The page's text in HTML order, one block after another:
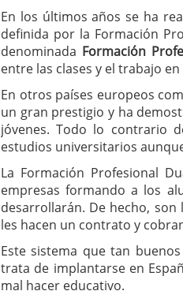
¿Cuánto cuesta un
En los últimos años se ha
definida por la Formación
denominada Formación
entre las clases y el trabajo
En otros países europeos
un gran prestigio y ha
jóvenes. Todo lo contrario
estudios universitarios
La Formación Profesional
empresas formando a los
desarrollarán. De hecho,
les hacen un contrato y
Este sistema que tan
trata de implantarse en
mal hacer educativo.